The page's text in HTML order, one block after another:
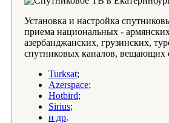
Установка и настройка
приема национальных -
азербанджанских, грузинских,
спутниковых каналов, вещающих
Turksat;
Azerspace;
Hotbird;
Sirius;
и др.